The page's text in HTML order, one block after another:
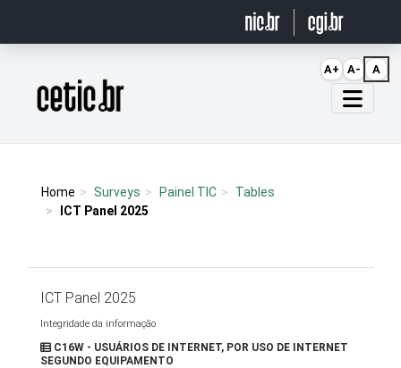
Página inicial
Home Surveys Painel TIC
Tables
ICT Panel 2025
ICT Panel 2025
Integridade da informação
C16W - USUÁRIOS DE INTERNET, POR USO DE INTERNET
SEGUNDO EQUIPAMENTO
A+ A- A